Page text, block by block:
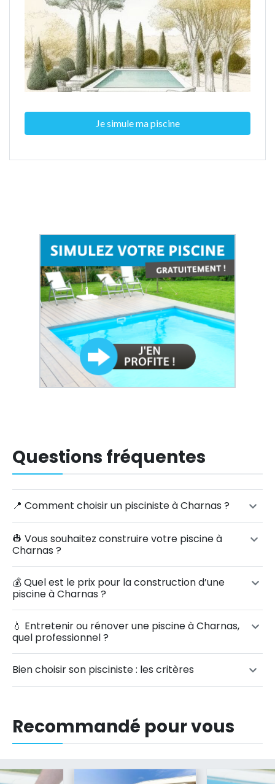
Je simule ma piscine
Questions fréquentes
📍 Comment choisir un pisciniste à Charnas ?
👷‍ Vous souhaitez construire votre piscine à
Charnas ?
💰 Quel est le prix pour la construction d’une
piscine à Charnas ?
💧 Entretenir ou rénover une piscine à Charnas,
quel professionnel ?
Bien choisir son pisciniste : les critères
Recommandé pour vous